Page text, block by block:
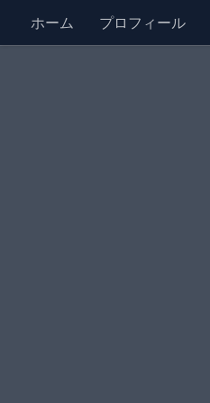
ホーム プロフィール